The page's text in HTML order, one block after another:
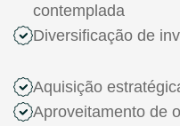
contemplada
Diversificação de
Aquisição
Aproveitamento de